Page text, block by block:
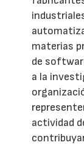
materias
de
a la
actividad